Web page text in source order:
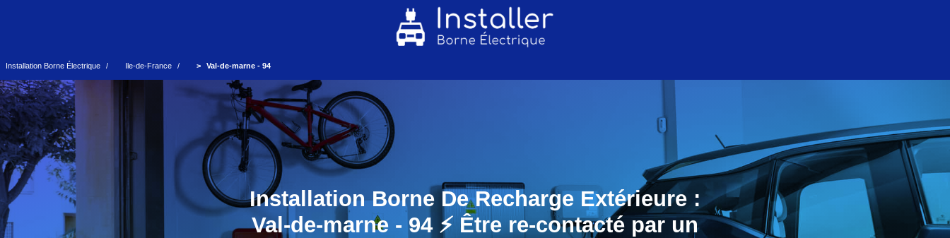
Installation Borne Électrique Ile-de-France Val-de-marne - 94
Installation Borne De Recharge Extérieure :
Val-de-marne - 94 ⚡️ Être re-contacté par un